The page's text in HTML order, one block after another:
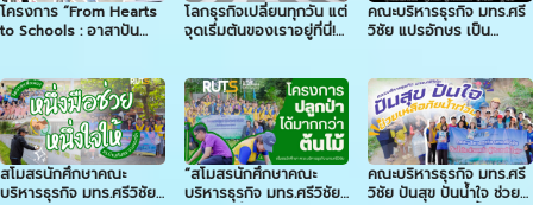
โครงการ “From Hearts
to Schools : อาสาปัน
โลกธุรกิจเปลี่ยนทุกวัน แต่
จุดเริ่มต้นของเราอยู่ที่นี่!
คณะบริหารธุรกิจ มทร.ศรี
วิชัย แปรอักษร เป็น
มหากรุณาธิคุณ พระบรม
ราชชนนีพันปีหลวง
สโมสรนักศึกษาคณะ
บริหารธุรกิจ มทร.ศรีวิชัย
“สโมสรนักศึกษาคณะ
บริหารธุรกิจ มทร.ศรีวิชัย”
คณะบริหารธุรกิจ มทร.ศรี
วิชัย ปันสุข ปันน้ำใจ ช่วย